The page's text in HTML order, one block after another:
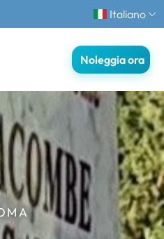
Italiano
Noleggia ora